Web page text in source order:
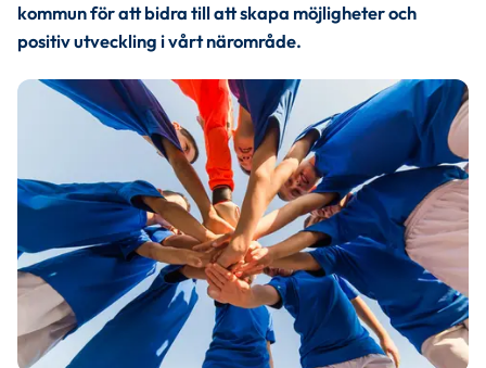
kommun för att bidra till att skapa möjligheter och
positiv utveckling i vårt närområde.